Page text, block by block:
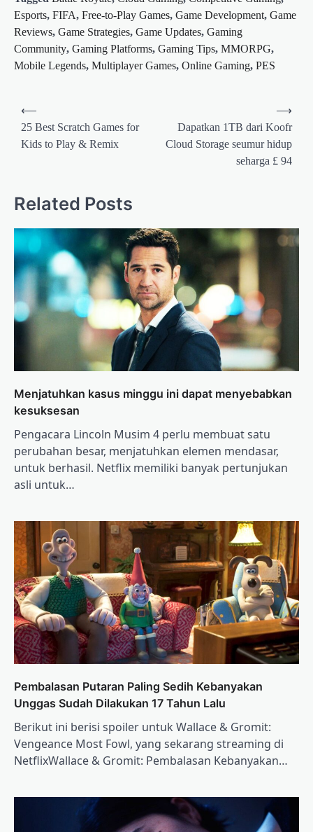
Esports, FIFA, Free-to-Play Games, Game Development, Game
Reviews, Game Strategies, Game Updates, Gaming
Community, Gaming Platforms, Gaming Tips, MMORPG,
Mobile Legends, Multiplayer Games, Online Gaming, PES
Post
navigation
⟵
25 Best Scratch Games for
Kids to Play & Remix
Dapatkan 1TB dari Koofr
Cloud Storage seumur hidup
seharga £ 94
⟶
Related Posts
Menjatuhkan kasus minggu ini dapat menyebabkan
kesuksesan
Pengacara Lincoln Musim 4 perlu membuat satu
perubahan besar, menjatuhkan elemen mendasar,
untuk berhasil. Netflix memiliki banyak pertunjukan
asli untuk…
Pembalasan Putaran Paling Sedih Kebanyakan
Unggas Sudah Dilakukan 17 Tahun Lalu
Berikut ini berisi spoiler untuk Wallace & Gromit:
Vengeance Most Fowl, yang sekarang streaming di
NetflixWallace & Gromit: Pembalasan Kebanyakan…